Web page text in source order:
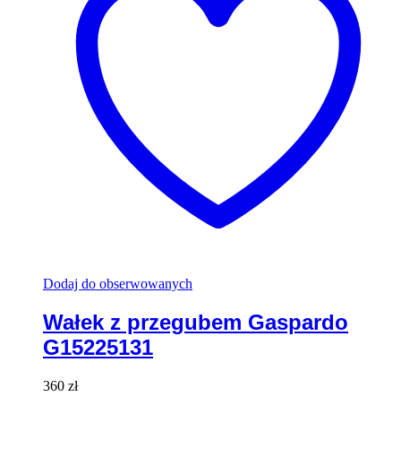
Dodaj do obserwowanych
Wałek z przegubem Gaspardo
G15225131
360 zł